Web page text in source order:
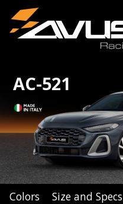
AC-521
Colors Size and Specs